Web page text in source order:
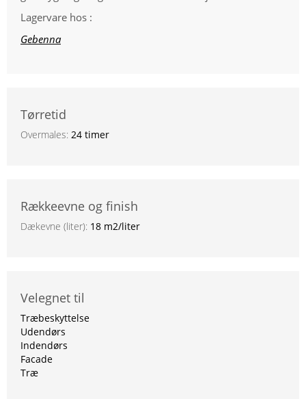
Lagervare hos :
Gebenna
Tørretid
Overmales: 24 timer
Rækkeevne og finish
Dækevne (liter): 18 m2/liter
Velegnet til
Træbeskyttelse
Udendørs
Indendørs
Facade
Træ